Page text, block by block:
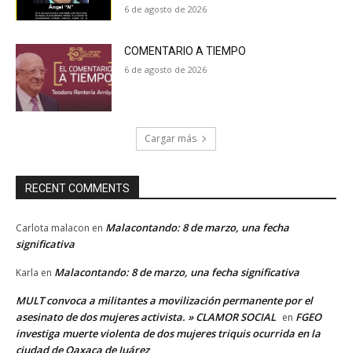
6 de agosto de 2026
COMENTARIO A TIEMPO
6 de agosto de 2026
Cargar más
RECENT COMMENTS
Carlota malacon en Malacontando: 8 de marzo, una fecha
significativa
Karla en Malacontando: 8 de marzo, una fecha significativa
MULT convoca a militantes a movilización permanente por el
asesinato de dos mujeres activista. » CLAMOR SOCIAL en FGEO
investiga muerte violenta de dos mujeres triquis ocurrida en la
ciudad de Oaxaca de Juárez